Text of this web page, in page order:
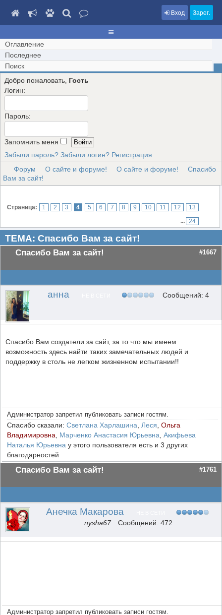
Вход Зарег.
Оглавление
Последнее
Поиск
Добро пожаловать, Гость
Логин:
Пароль:
Запомнить меня
Забыли пароль? Забыли логин? Регистрация
Форум
О сайте и форуме! О сайте и форуме!
Спасибо
Вам за сайт!
Страница: 1 2 3 4 5 6 7 8 9 10 11 12
13
...
24
ТЕМА: Спасибо Вам за сайт!
Спасибо Вам за сайт! #1667
анна Сообщений: 4
Спасибо Вам создатели за сайт, за то что мы имеем
возможность здесь найти таких замечательных людей и
поддержку в столь не легком жизненном испытании!!
Администратор запретил публиковать записи гостям.
Спасибо сказали: Светлана Харлашина Леся Ольга
Владимировна
Марченко Анастасия Юрьевна Акифьева
Наталья Юрьевна у этого пользователя есть и 3 других
благодарностей
Спасибо Вам за сайт! #1761
Анечка Макарова
nysha67 Сообщений: 472
Администратор запретил публиковать записи гостям.